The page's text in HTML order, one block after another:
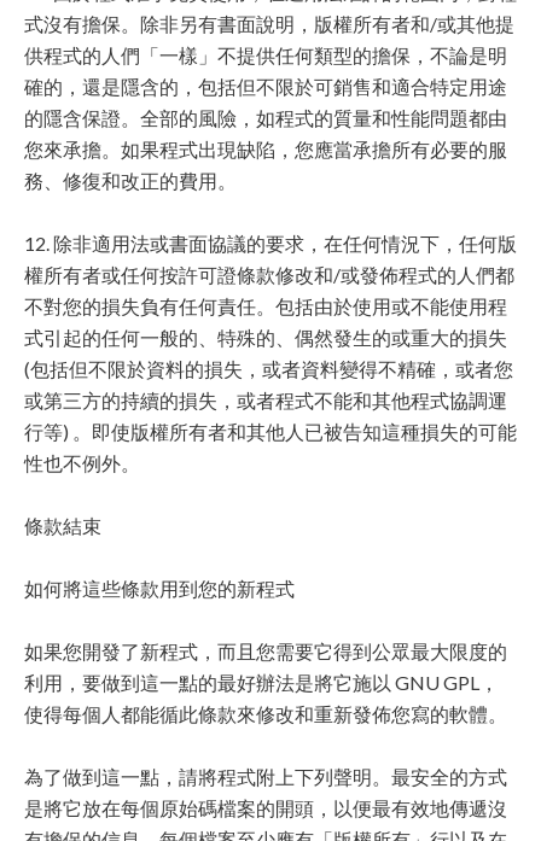
式沒有擔保。除非另有書面說明，版權所有者和/或其他提
供程式的人們「一樣」不提供任何類型的擔保，不論是明
確的，還是隱含的，包括但不限於可銷售和適合特定用途
的隱含保證。全部的風險，如程式的質量和性能問題都由
您來承擔。如果程式出現缺陷，您應當承擔所有必要的服
務、修復和改正的費用。
12. 除非適用法或書面協議的要求，在任何情況下，任何版
權所有者或任何按許可證條款修改和/或發佈程式的人們都
不對您的損失負有任何責任。包括由於使用或不能使用程
式引起的任何一般的、特殊的、偶然發生的或重大的損失
(包括但不限於資料的損失，或者資料變得不精確，或者您
或第三方的持續的損失，或者程式不能和其他程式協調運
行等) 。即使版權所有者和其他人已被告知這種損失的可能
性也不例外。
條款結束
如何將這些條款用到您的新程式
如果您開發了新程式，而且您需要它得到公眾最大限度的
利用，要做到這一點的最好辦法是將它施以 GNU GPL，
使得每個人都能循此條款來修改和重新發佈您寫的軟體。
為了做到這一點，請將程式附上下列聲明。最安全的方式
是將它放在每個原始碼檔案的開頭，以便最有效地傳遞沒